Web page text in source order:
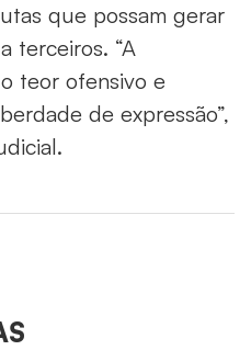
que possam gerar
terceiros. “A
teor ofensivo e
de expressão”,